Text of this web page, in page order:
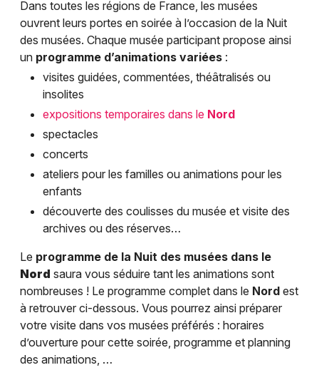
Dans toutes les régions de France, les musées
ouvrent leurs portes en soirée à l’occasion de la Nuit
des musées. Chaque musée participant propose ainsi
un programme d’animations variées :
visites guidées, commentées, théâtralisés ou
insolites
expositions temporaires dans le Nord
spectacles
concerts
ateliers pour les familles ou animations pour les
enfants
découverte des coulisses du musée et visite des
archives ou des réserves…
Le programme de la Nuit des musées dans le
Nord saura vous séduire tant les animations sont
nombreuses ! Le programme complet dans le Nord est
à retrouver ci-dessous. Vous pourrez ainsi préparer
votre visite dans vos musées préférés : horaires
d’ouverture pour cette soirée, programme et planning
des animations, …